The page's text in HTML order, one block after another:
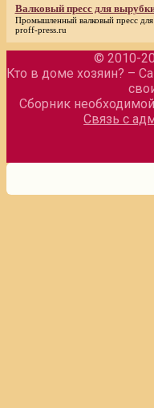
Валковый пресс для
Промышленный валковый пресс
proff-press.ru
© 2010-
Кто в доме хозяин? –
Сборник
Связь с